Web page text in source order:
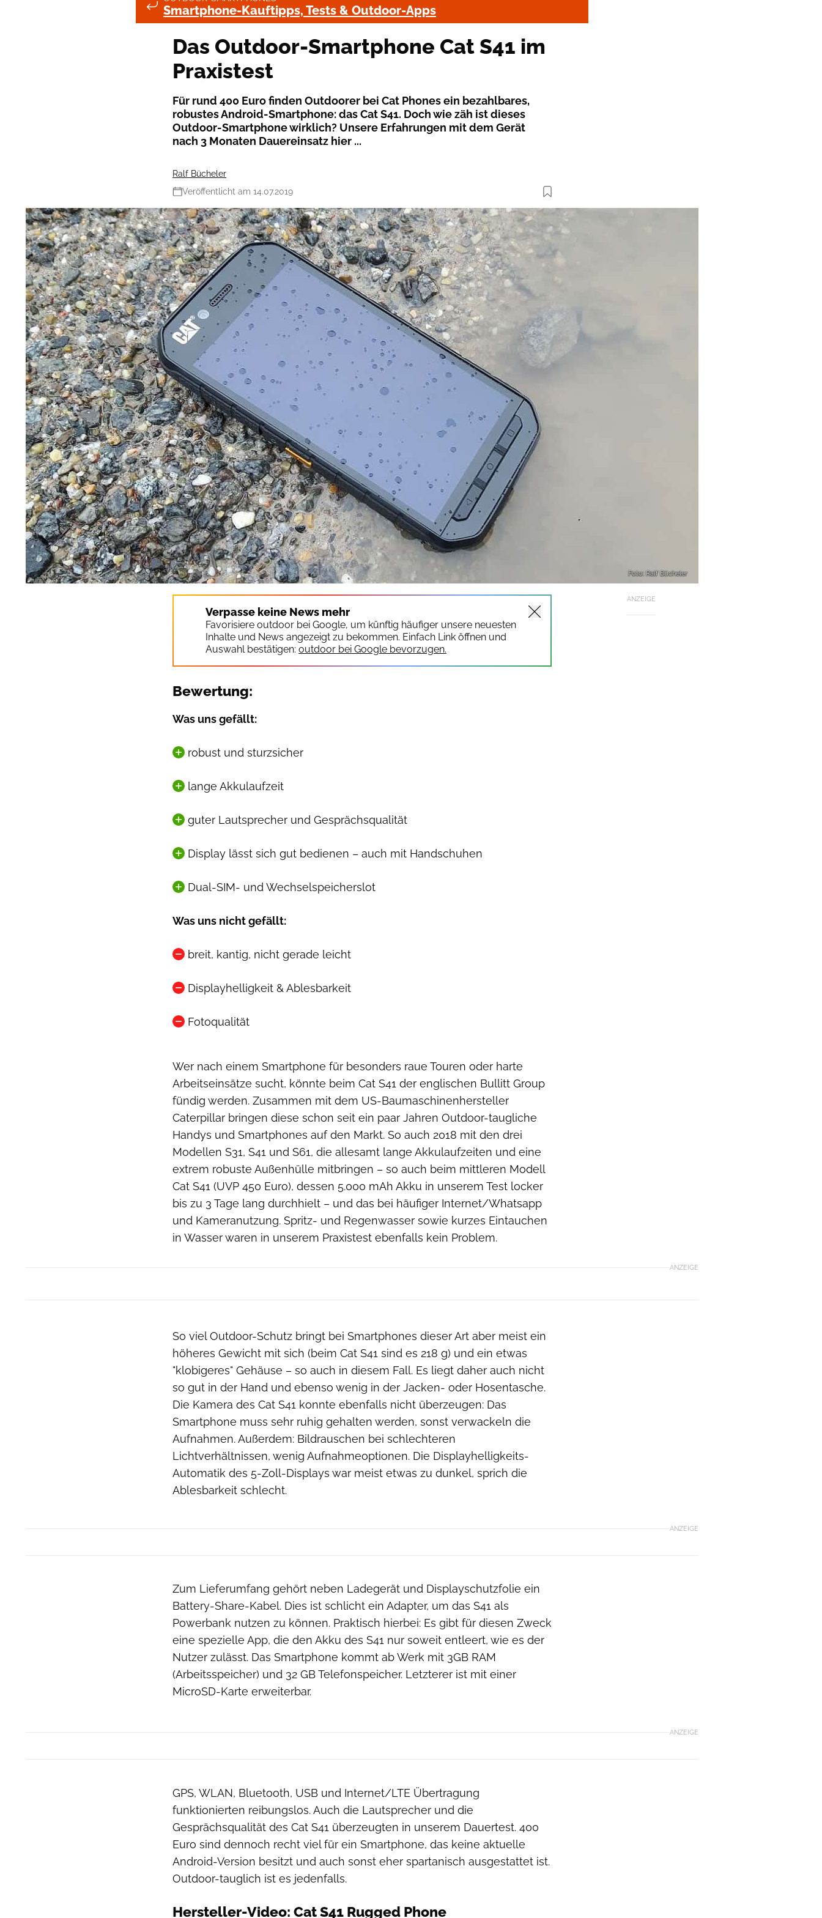
Smartphone-Kauftipps, Tests & Outdoor-Apps
Das Outdoor-Smartphone Cat S41 im
Praxistest
Für rund 400 Euro finden Outdoorer bei Cat Phones ein bezahlbares,
robustes Android-Smartphone: das Cat S41. Doch wie zäh ist dieses
Outdoor-Smartphone wirklich? Unsere Erfahrungen mit dem Gerät
nach 3 Monaten Dauereinsatz hier ...
Ralf Bücheler
Veröffentlicht am 14.07.2019
Foto: Ralf Bücheler
ANZEIGE
Verpasse keine News mehr
Favorisiere outdoor bei Google, um künftig häufiger unsere neuesten
Inhalte und News angezeigt zu bekommen. Einfach Link öffnen und
Auswahl bestätigen: outdoor bei Google bevorzugen.
Bewertung:
Was uns gefällt:
robust und sturzsicher
lange Akkulaufzeit
guter Lautsprecher und Gesprächsqualität
Display lässt sich gut bedienen – auch mit Handschuhen
Dual-SIM- und Wechselspeicherslot
Was uns nicht gefällt:
breit, kantig, nicht gerade leicht
Displayhelligkeit & Ablesbarkeit
Fotoqualität
Wer nach einem Smartphone für besonders raue Touren oder harte
Arbeitseinsätze sucht, könnte beim Cat S41 der englischen Bullitt Group
fündig werden. Zusammen mit dem US-Baumaschinenhersteller
Caterpillar bringen diese schon seit ein paar Jahren Outdoor-taugliche
Handys und Smartphones auf den Markt. So auch 2018 mit den drei
Modellen S31, S41 und S61, die allesamt lange Akkulaufzeiten und eine
extrem robuste Außenhülle mitbringen – so auch beim mittleren Modell
Cat S41 (UVP 450 Euro), dessen 5.000 mAh Akku in unserem Test locker
bis zu 3 Tage lang durchhielt – und das bei häufiger Internet/Whatsapp
und Kameranutzung. Spritz- und Regenwasser sowie kurzes Eintauchen
in Wasser waren in unserem Praxistest ebenfalls kein Problem.
ANZEIGE
So viel Outdoor-Schutz bringt bei Smartphones dieser Art aber meist ein
höheres Gewicht mit sich (beim Cat S41 sind es 218 g) und ein etwas
"klobigeres" Gehäuse – so auch in diesem Fall. Es liegt daher auch nicht
so gut in der Hand und ebenso wenig in der Jacken- oder Hosentasche.
Die Kamera des Cat S41 konnte ebenfalls nicht überzeugen: Das
Smartphone muss sehr ruhig gehalten werden, sonst verwackeln die
Aufnahmen. Außerdem: Bildrauschen bei schlechteren
Lichtverhältnissen, wenig Aufnahmeoptionen. Die Displayhelligkeits-
Automatik des 5-Zoll-Displays war meist etwas zu dunkel, sprich die
Ablesbarkeit schlecht.
ANZEIGE
Zum Lieferumfang gehört neben Ladegerät und Displayschutzfolie ein
Battery-Share-Kabel. Dies ist schlicht ein Adapter, um das S41 als
Powerbank nutzen zu können. Praktisch hierbei: Es gibt für diesen Zweck
eine spezielle App, die den Akku des S41 nur soweit entleert, wie es der
Nutzer zulässt. Das Smartphone kommt ab Werk mit 3GB RAM
(Arbeitsspeicher) und 32 GB Telefonspeicher. Letzterer ist mit einer
MicroSD-Karte erweiterbar.
ANZEIGE
GPS, WLAN, Bluetooth, USB und Internet/LTE Übertragung
funktionierten reibungslos. Auch die Lautsprecher und die
Gesprächsqualität des Cat S41 überzeugten in unserem Dauertest. 400
Euro sind dennoch recht viel für ein Smartphone, das keine aktuelle
Android-Version besitzt und auch sonst eher spartanisch ausgestattet ist.
Outdoor-tauglich ist es jedenfalls.
Hersteller-Video: Cat S41 Rugged Phone